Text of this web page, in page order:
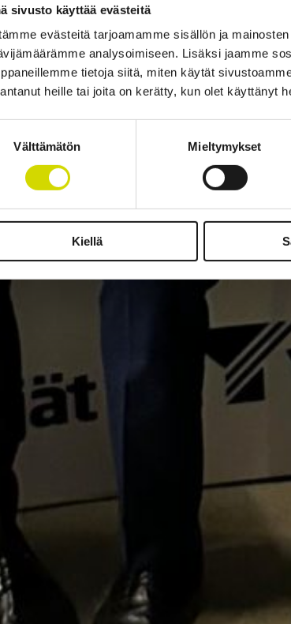
sivusto käyttää evästeitä
evästeitä tarjoamamme sisällön ja
analysoimiseen. Lisäksi jaamme
tietoja siitä, miten käytät
heille tai joita on kerätty, kun olet käyttänyt
Välttämätön Mieltymykset
Kiellä